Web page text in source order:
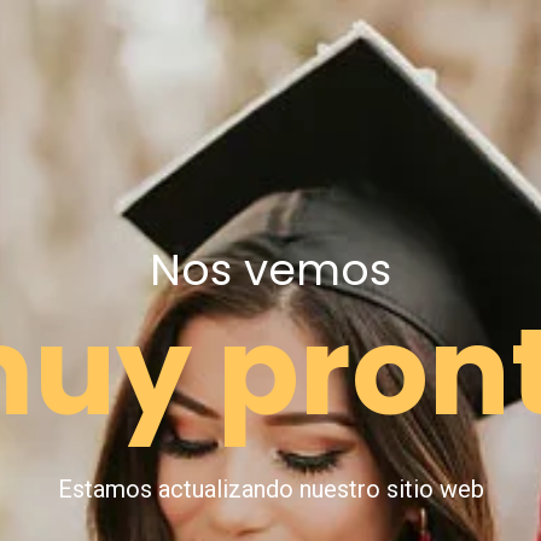
Nos vemos
Estamos actualizando nuestro sitio web